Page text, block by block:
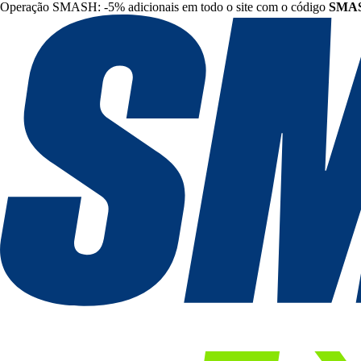
Operação SMASH: -5% adicionais em todo o site com o código